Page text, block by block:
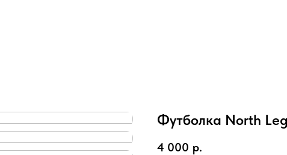
Футболка North
4 000 р.